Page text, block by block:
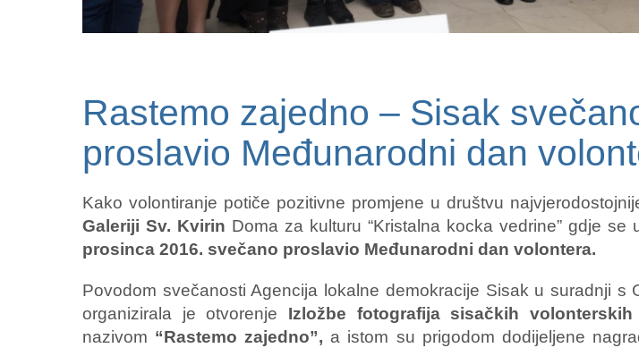
Rastemo zajedno – Sisak
proslavio Međunarodni dan
Kako volontiranje potiče pozitivne promjene u društvu
Galeriji Sv. Kvirin Doma za kulturu “Kristalna kocka vedrine” gdje se
prosinca 2016. svečano proslavio Međunarodni dan volontera.
Povodom svečanosti Agencija lokalne demokracije Sisak u suradnji s
organizirala je otvorenje Izložbe fotografija sisačkih volonterskih
nazivom “Rastemo zajedno”, a istom su prigodom dodijeljene